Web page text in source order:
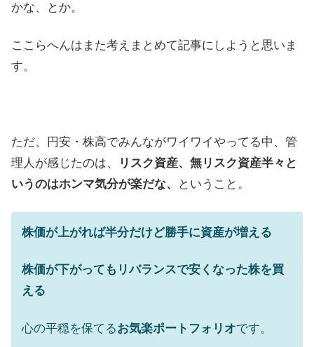
かな、とか。
ここらへんはまた考えまとめて記事にしようと思いま
す。
ただ、円安・株高でみんながワイワイやってる中、管
理人が感じたのは、
リスク資産、無リスク資産半々と
いうのはホンマ気分が楽だな、
ということ。
株価が上がれば半分だけど勝手に資産が増える
株価が下がってもリバランスで安くなった株を買
える
心の平穏を保てるお気楽ポートフォリオです。